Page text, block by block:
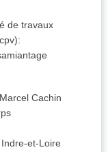
de travaux
cpv):
Cachin
Indre-et-Loire